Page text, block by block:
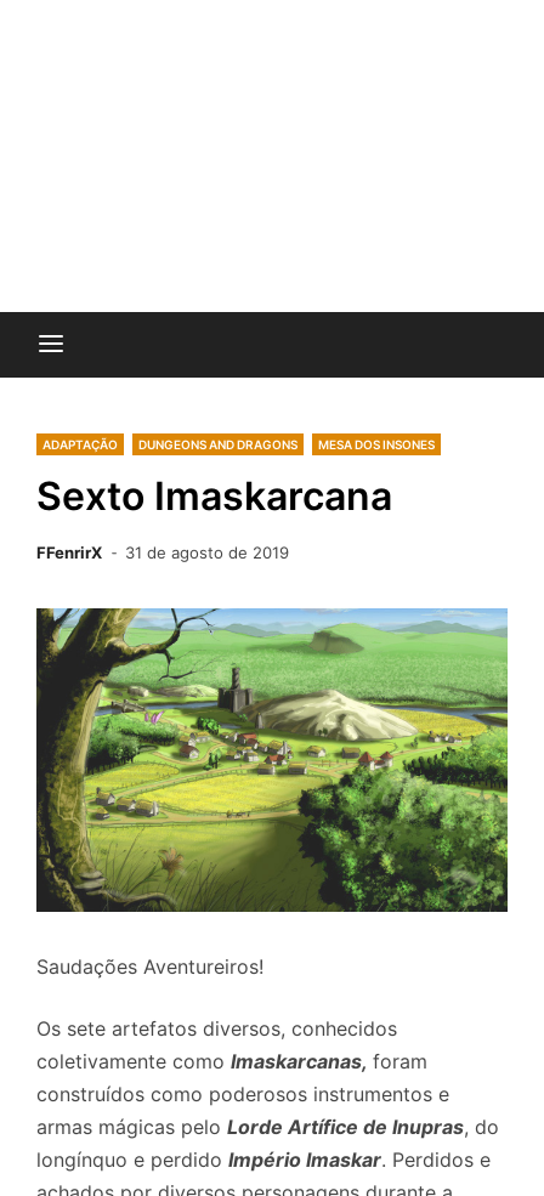
ADAPTAÇÃO DUNGEONS AND DRAGONS MESA DOS INSONES
Sexto Imaskarcana
FFenrirX 31 de agosto de 2019
Saudações Aventureiros!
Os sete artefatos diversos, conhecidos
coletivamente como Imaskarcanas, foram
construídos como poderosos instrumentos e
armas mágicas pelo Lorde Artífice de Inupras, do
longínquo e perdido Império Imaskar. Perdidos e